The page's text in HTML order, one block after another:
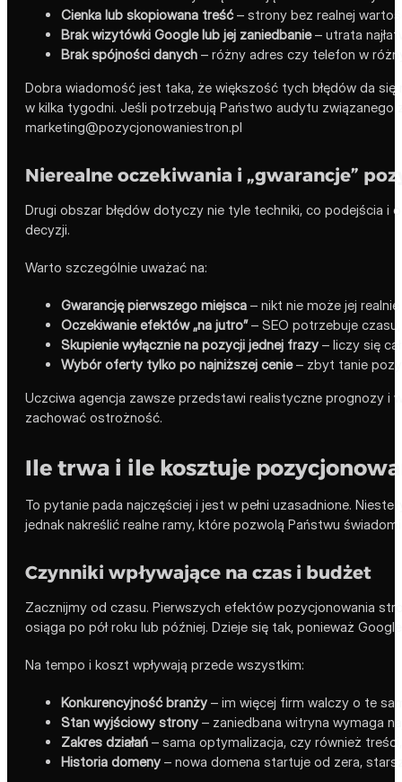
Cienka lub skopiowana treść– strony bez realnej
Brak wizytówki Google lub jej zaniedbanie– utrata
Brak spójności danych – różny adres czy telefon w
Dobra wiadomość jest taka, że większość tych błędów da
w kilka tygodni. Jeśli potrzebują Państwo audytu
marketing@pozycjonowaniestron.pl
Nierealne oczekiwania i „gwarancje”
Drugi obszar błędów dotyczy nie tyle techniki, co podejścia i
decyzji.
Warto szczególnie uważać na:
Gwarancję pierwszego miejsca – nikt nie może jej
Oczekiwanie efektów „na jutro”– SEO potrzebuje
Skupienie wyłącznie na pozycji jednej frazy – liczy się
Wybór oferty tylko po najniższej cenie– zbyt tanie
Uczciwa agencja zawsze przedstawi realistyczne prognozy i
zachować ostrożność.
Ile trwa i ile kosztuje
To pytanie pada najczęściej i jest w pełni uzasadnione.
jednak nakreślić realne ramy, które pozwolą Państwu
Czynniki wpływające na czas i budżet
Zacznijmy od czasu. Pierwszych efektów pozycjonowania
osiąga po pół roku lub później. Dzieje się tak, ponieważ
Na tempo i koszt wpływają przede wszystkim:
Konkurencyjność branży – im więcej firm walczy o te
Stan wyjściowy strony – zaniedbana witryna wymaga
Zakres działań – sama optymalizacja, czy również
Historia domeny – nowa domena startuje od zera,